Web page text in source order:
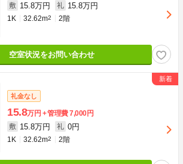
敷 15.8万円 礼 15.8万円
1K 32.62m2 2階
空室状況をお問い合わせ
礼金なし
15.8万円 管理費7,000円
敷 15.8万円 礼 0円
1K 32.62m2 2階